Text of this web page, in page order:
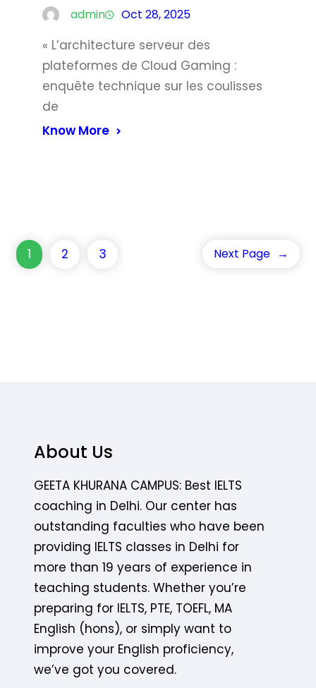
admin Oct 28, 2025
« L’architecture serveur des
plateformes de Cloud Gaming :
enquête technique sur les coulisses
de
Know More
1 2 3 Next Page →
About Us
GEETA KHURANA CAMPUS: Best IELTS
coaching in Delhi. Our center has
outstanding faculties who have been
providing IELTS classes in Delhi for
more than 19 years of experience in
teaching students. Whether you’re
preparing for IELTS, PTE, TOEFL, MA
English (hons), or simply want to
improve your English proficiency,
we’ve got you covered.